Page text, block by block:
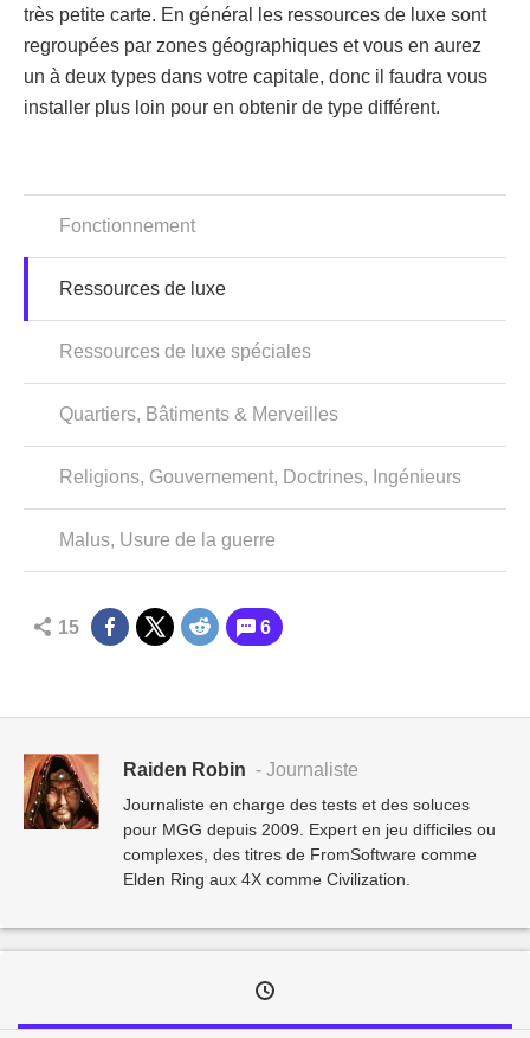
très petite carte. En général les ressources de luxe sont
regroupées par zones géographiques et vous en aurez
un à deux types dans votre capitale, donc il faudra vous
installer plus loin pour en obtenir de type différent.
Fonctionnement
Ressources de luxe
Ressources de luxe spéciales
Quartiers, Bâtiments & Merveilles
Religions, Gouvernement, Doctrines, Ingénieurs
Malus, Usure de la guerre
15 6
Raiden Robin - Journaliste
Journaliste en charge des tests et des soluces
pour MGG depuis 2009. Expert en jeu difficiles ou
complexes, des titres de FromSoftware comme
Elden Ring aux 4X comme Civilization.